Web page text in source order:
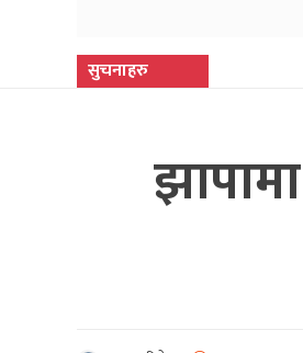
सुचनाहरु